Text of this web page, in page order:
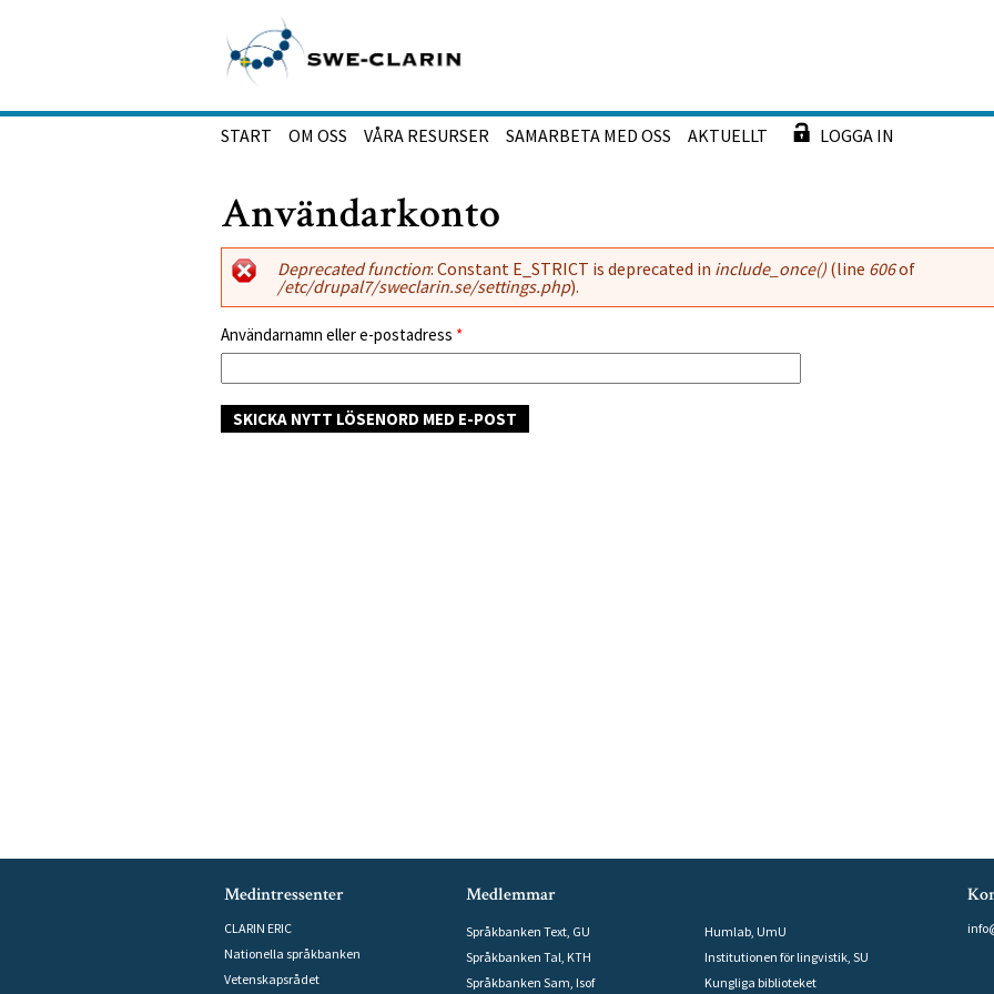
START OM OSS VÅRA RESURSER SAMARBETA MED OSS AKTUELLT LOGGA IN
Användarkonto
Felmeddelande
Deprecated function: Constant E_STRICT is deprecated in include_once() (line 606of
/etc/drupal7/sweclarin.se/settings.php).
Användarnamn eller e-postadress *
Medintressenter
CLARIN ERIC
Nationella språkbanken
Vetenskapsrådet
Medlemmar
Språkbanken Text, GU
Språkbanken Tal, KTH
Språkbanken Sam, Isof
Humlab, UmU
Institutionen för lingvistik, SU
Kungliga biblioteket